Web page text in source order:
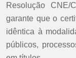
Resolução CNE/
garante que o
idêntica à
públicos,